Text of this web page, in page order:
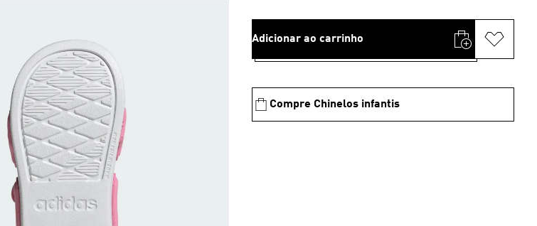
Adicionar ao carrinho
Compre Chinelos infantis